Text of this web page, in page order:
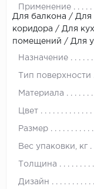
Применение
Для балкона / Для
коридора / Для
помещений / Для
Назначение
Тип поверхности
Материала
Цвет
Размер
Вес упаковки, кг
Толщина
Дизайн